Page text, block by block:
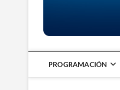
PROGRAMACIÓN